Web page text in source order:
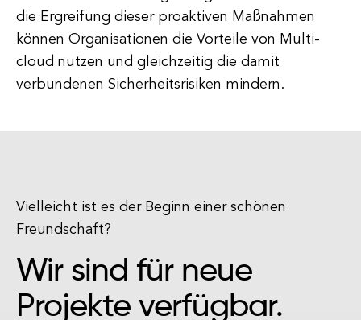
die Ergreifung dieser proaktiven Maßnahmen
können Organisationen die Vorteile von Multi-
cloud nutzen und gleichzeitig die damit
verbundenen Sicherheitsrisiken mindern.
Vielleicht ist es der Beginn einer schönen
Freundschaft?
Wir sind für neue
Projekte verfügbar.